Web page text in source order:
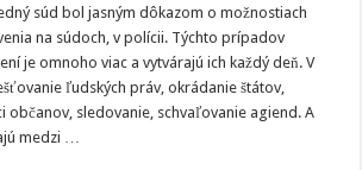
súd bol jasným dôkazom o možnostiach
na súdoch, v polícii. Týchto prípadov
je omnoho viac a vytvárajú ich každý deň. V
ľudských práv, okrádanie štátov,
občanov, sledovanie, schvaľovanie agiend. A
medzi …